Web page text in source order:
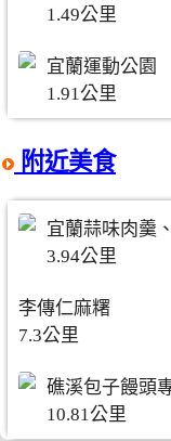
1.49公里
宜蘭運動公園
1.91公里
附近美食
宜蘭蒜味肉羹
3.94公里
李傳仁麻糬
7.3公里
礁溪包子饅頭
10.81公里